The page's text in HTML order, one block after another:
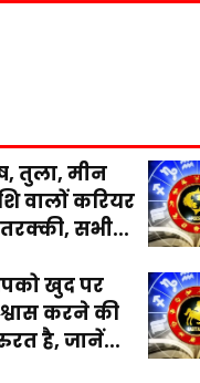
तुला, मीन
वालों करियर
सभी...
खुद पर
करने की
है, जानें...